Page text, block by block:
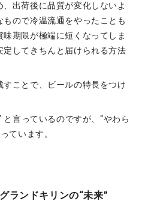
出荷後に品質が変化しないよ
ので冷温流通をやったことも
期限が極端に短くなってしま
してきちんと届けられる方法
ことで、ビールの特長をつけ
と言っているのですが、“やわら
ています。
ランドキリンの“未来”